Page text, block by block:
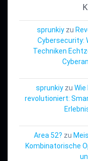
sprunkiyzu
Cybersecurity:
Techniken
sprunkiy zu
revolutioniert:
Area 52? zu
Kombinatorische